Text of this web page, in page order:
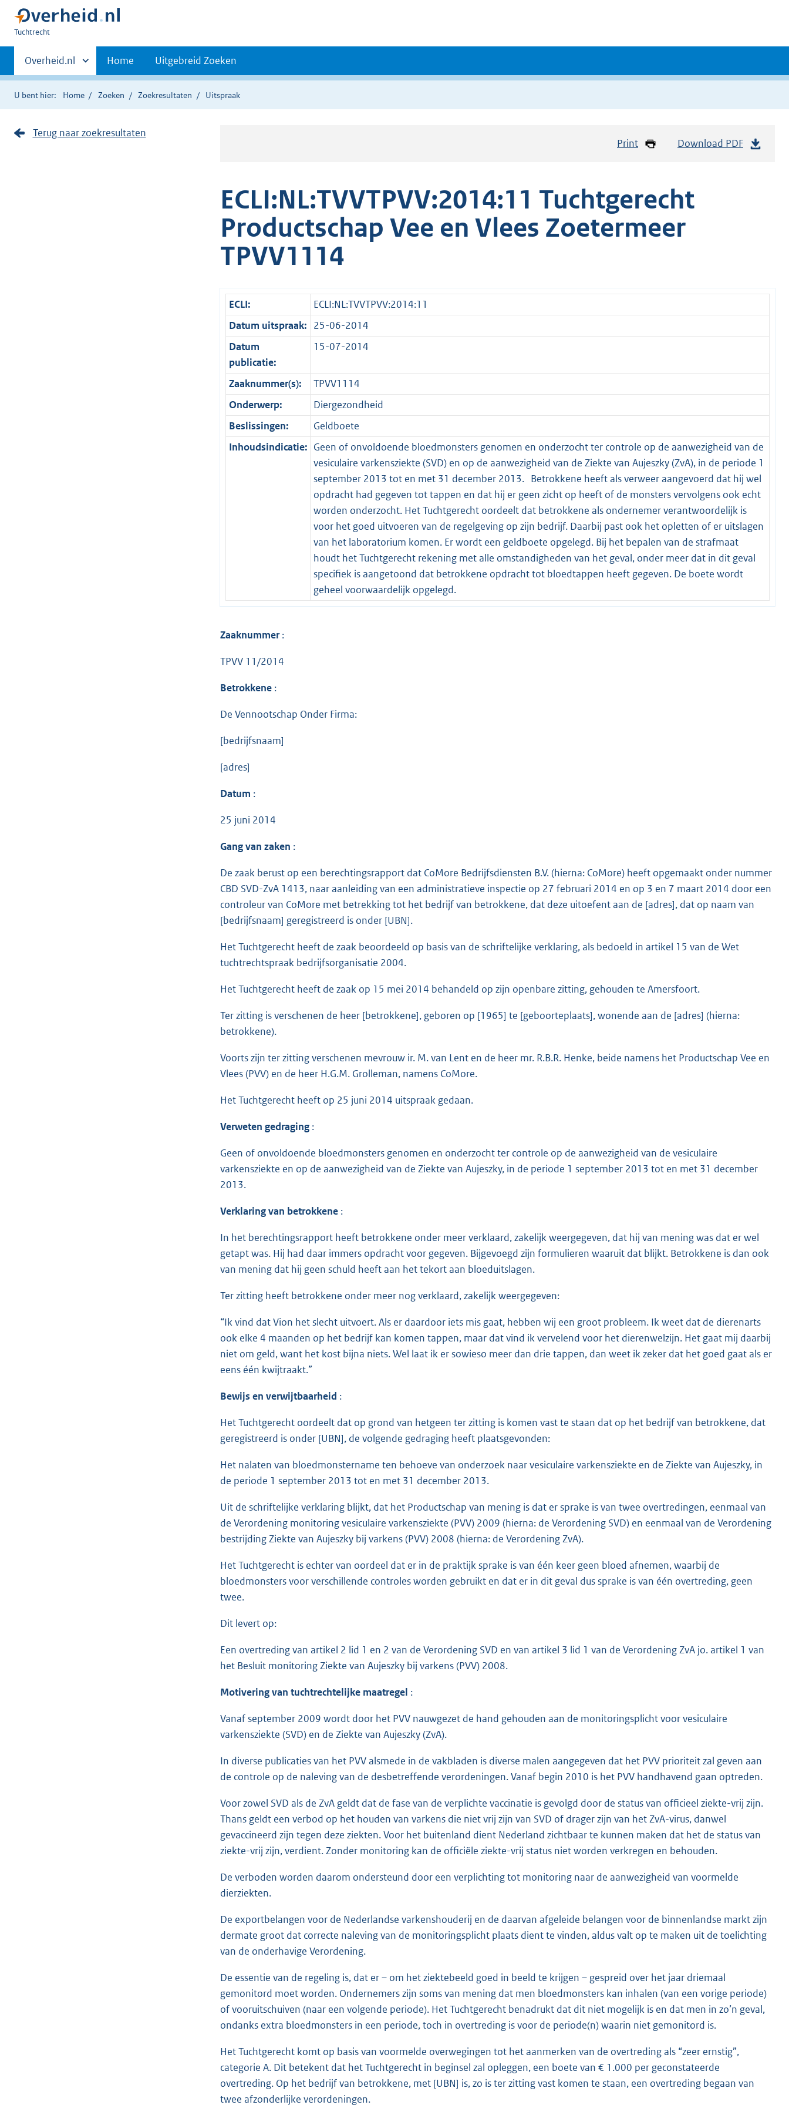
U
hier:
Tuchtrecht
Primaire
navigatie
Andere
sites
binnen
Overheid.nl Home Uitgebreid Zoeken
U bent hier: Home Zoeken Zoekresultaten Uitspraak
Print Download PDF
ECLI:NL:TVVTPVV:2014:11 Tuchtgerecht
Productschap Vee en Vlees Zoetermeer
TPVV1114
ECLI:
ECLI:NL:TVVTPVV:2014:11
Datum uitspraak: 25-06-2014
Datum
publicatie:
15-07-2014
Zaaknummer(s):
TPVV1114
Onderwerp:
Diergezondheid
Beslissingen:
Geldboete
Inhoudsindicatie: Geen of onvoldoende bloedmonsters genomen en onderzocht ter controle op de aanwezigheid van de
vesiculaire varkensziekte (SVD) en op de aanwezigheid van de Ziekte van Aujeszky (ZvA), in de periode 1
september 2013 tot en met 31 december 2013. Betrokkene heeft als verweer aangevoerd dat hij wel
opdracht had gegeven tot tappen en dat hij er geen zicht op heeft of de monsters vervolgens ook echt
worden onderzocht. Het Tuchtgerecht oordeelt dat betrokkene als ondernemer verantwoordelijk is
voor het goed uitvoeren van de regelgeving op zijn bedrijf. Daarbij past ook het opletten of er uitslagen
van het laboratorium komen. Er wordt een geldboete opgelegd. Bij het bepalen van de strafmaat
houdt het Tuchtgerecht rekening met alle omstandigheden van het geval, onder meer dat in dit geval
specifiek is aangetoond dat betrokkene opdracht tot bloedtappen heeft gegeven. De boete wordt
geheel voorwaardelijk opgelegd.
Zaaknummer:
TPVV 11/2014
Betrokkene :
De Vennootschap Onder Firma:
[bedrijfsnaam]
[adres]
Datum :
25 juni 2014
Gang van zaken :
De zaak berust op een berechtingsrapport dat CoMore Bedrijfsdiensten B.V. (hierna: CoMore) heeft opgemaakt onder nummer
CBD SVD-ZvA 1413, naar aanleiding van een administratieve inspectie op 27 februari 2014 en op 3 en 7 maart 2014 door een
controleur van CoMore met betrekking tot het bedrijf van betrokkene, dat deze uitoefent aan de [adres], dat op naam van
[bedrijfsnaam] geregistreerd is onder [UBN].
Het Tuchtgerecht heeft de zaak beoordeeld op basis van de schriftelijke verklaring, als bedoeld in artikel 15 van de Wet
tuchtrechtspraak bedrijfsorganisatie 2004.
Het Tuchtgerecht heeft de zaak op 15 mei 2014 behandeld op zijn openbare zitting, gehouden te Amersfoort.
Ter zitting is verschenen de heer [betrokkene], geboren op [1965] te [geboorteplaats], wonende aan de [adres] (hierna:
betrokkene).
Voorts zijn ter zitting verschenen mevrouw ir. M. van Lent en de heer mr. R.B.R. Henke, beide namens het Productschap Vee en
Vlees (PVV) en de heer H.G.M. Grolleman, namens CoMore.
Het Tuchtgerecht heeft op 25 juni 2014 uitspraak gedaan.
Verweten gedraging :
Geen of onvoldoende bloedmonsters genomen en onderzocht ter controle op de aanwezigheid van de vesiculaire
varkensziekte en op de aanwezigheid van de Ziekte van Aujeszky, in de periode 1 september 2013 tot en met 31 december
2013.
Verklaring van betrokkene :
In het berechtingsrapport heeft betrokkene onder meer verklaard, zakelijk weergegeven, dat hij van mening was dat er wel
getapt was. Hij had daar immers opdracht voor gegeven. Bijgevoegd zijn formulieren waaruit dat blijkt. Betrokkene is dan ook
van mening dat hij geen schuld heeft aan het tekort aan bloeduitslagen.
Ter zitting heeft betrokkene onder meer nog verklaard, zakelijk weergegeven:
“Ik vind dat Vion het slecht uitvoert. Als er daardoor iets mis gaat, hebben wij een groot probleem. Ik weet dat de dierenarts
ook elke 4 maanden op het bedrijf kan komen tappen, maar dat vind ik vervelend voor het dierenwelzijn. Het gaat mij daarbij
niet om geld, want het kost bijna niets. Wel laat ik er sowieso meer dan drie tappen, dan weet ik zeker dat het goed gaat als er
eens één kwijtraakt.”
Bewijs en verwijtbaarheid :
Het Tuchtgerecht oordeelt dat op grond van hetgeen ter zitting is komen vast te staan dat op het bedrijf van betrokkene, dat
geregistreerd is onder [UBN], de volgende gedraging heeft plaatsgevonden:
Het nalaten van bloedmonstername ten behoeve van onderzoek naar vesiculaire varkensziekte en de Ziekte van Aujeszky, in
de periode 1 september 2013 tot en met 31 december 2013.
Uit de schriftelijke verklaring blijkt, dat het Productschap van mening is dat er sprake is van twee overtredingen, eenmaal van
de Verordening monitoring vesiculaire varkensziekte (PVV) 2009 (hierna: de Verordening SVD) en eenmaal van de Verordening
bestrijding Ziekte van Aujeszky bij varkens (PVV) 2008 (hierna: de Verordening ZvA).
Het Tuchtgerecht is echter van oordeel dat er in de praktijk sprake is van één keer geen bloed afnemen, waarbij de
bloedmonsters voor verschillende controles worden gebruikt en dat er in dit geval dus sprake is van één overtreding, geen
twee.
Dit levert op:
Een overtreding van artikel 2 lid 1 en 2 van de Verordening SVD en van artikel 3 lid 1 van de Verordening ZvA jo. artikel 1 van
het Besluit monitoring Ziekte van Aujeszky bij varkens (PVV) 2008.
Motivering van tuchtrechtelijke maatregel :
Vanaf september 2009 wordt door het PVV nauwgezet de hand gehouden aan de monitoringsplicht voor vesiculaire
varkensziekte (SVD) en de Ziekte van Aujeszky (ZvA).
In diverse publicaties van het PVV alsmede in de vakbladen is diverse malen aangegeven dat het PVV prioriteit zal geven aan
de controle op de naleving van de desbetreffende verordeningen. Vanaf begin 2010 is het PVV handhavend gaan optreden.
Voor zowel SVD als de ZvA geldt dat de fase van de verplichte vaccinatie is gevolgd door de status van officieel ziekte-vrij zijn.
Thans geldt een verbod op het houden van varkens die niet vrij zijn van SVD of drager zijn van het ZvA-virus, danwel
gevaccineerd zijn tegen deze ziekten. Voor het buitenland dient Nederland zichtbaar te kunnen maken dat het de status van
ziekte-vrij zijn, verdient. Zonder monitoring kan de officiële ziekte-vrij status niet worden verkregen en behouden.
De verboden worden daarom ondersteund door een verplichting tot monitoring naar de aanwezigheid van voormelde
dierziekten.
De exportbelangen voor de Nederlandse varkenshouderij en de daarvan afgeleide belangen voor de binnenlandse markt zijn
dermate groot dat correcte naleving van de monitoringsplicht plaats dient te vinden, aldus valt op te maken uit de toelichting
van de onderhavige Verordening.
De essentie van de regeling is, dat er – om het ziektebeeld goed in beeld te krijgen – gespreid over het jaar driemaal
gemonitord moet worden. Ondernemers zijn soms van mening dat men bloedmonsters kan inhalen (van een vorige periode)
of vooruitschuiven (naar een volgende periode). Het Tuchtgerecht benadrukt dat dit niet mogelijk is en dat men in zo’n geval,
ondanks extra bloedmonsters in een periode, toch in overtreding is voor de periode(n) waarin niet gemonitord is.
Het Tuchtgerecht komt op basis van voormelde overwegingen tot het aanmerken van de overtreding als “zeer ernstig”,
categorie A. Dit betekent dat het Tuchtgerecht in beginsel zal opleggen, een boete van € 1.000 per geconstateerde
overtreding. Op het bedrijf van betrokkene, met [UBN] is, zo is ter zitting vast komen te staan, een overtreding begaan van
twee afzonderlijke verordeningen.
Terug naar zoekresultaten